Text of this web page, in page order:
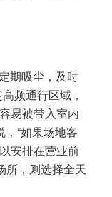
期吸尘，及时
频通行区域，
易被带入室内
“如果场地客
安排在营业前
所，则选择全天